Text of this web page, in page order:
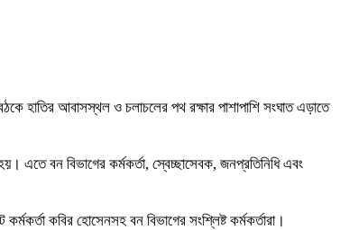
হাতির আবাসস্থল ও চলাচলের পথ রক্ষার পাশাপাশি সংঘাত এড়াতে
এতে বন বিভাগের কর্মকর্তা, স্বেচ্ছাসেবক, জনপ্রতিনিধি এবং
কবির হোসেনসহ বন বিভাগের সংশ্লিষ্ট কর্মকর্তারা।